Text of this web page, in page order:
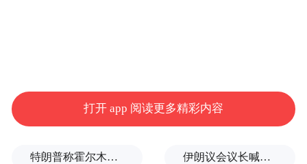
打开 app 阅读更多精彩内容
特朗普称霍尔木兹海峡协议尚未达成，正参与相关谈判 伊朗议会议长喊话：别再作秀了！